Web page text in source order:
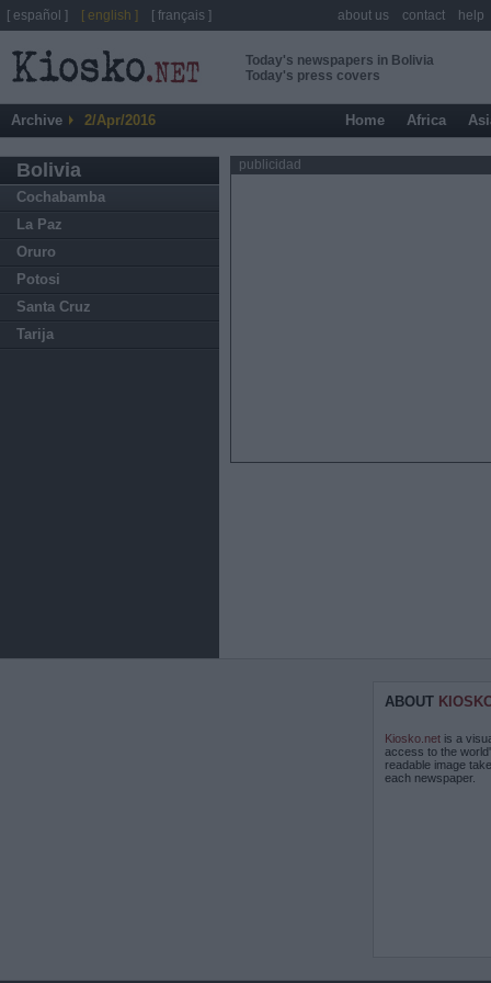
Today's newspapers in Bolivia
Today's press covers
Archive 2/Apr/2016 Home Africa
Bolivia
Cochabamba
La Paz
Oruro
Potosi
Santa Cruz
Tarija
publicidad
ABOUT
Kiosko.net is a
access to the
readable image
each newspaper.
[ español ] [ english ] [ français ] about us contact help